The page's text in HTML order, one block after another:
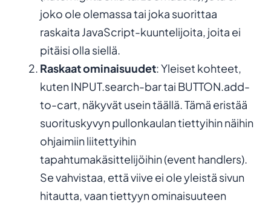
joko ole olemassa tai joka suorittaa
raskaita JavaScript-kuuntelijoita, joita ei
pitäisi olla siellä.
Raskaat ominaisuudet: Yleiset kohteet,
kuten INPUT.search-bar tai BUTTON.add-
to-cart, näkyvät usein täällä. Tämä eristää
suorituskyvyn pullonkaulan tiettyihin näihin
ohjaimiin liitettyihin
tapahtumakäsittelijöihin (event handlers).
Se vahvistaa, että viive ei ole yleistä sivun
hitautta, vaan tiettyyn ominaisuuteen